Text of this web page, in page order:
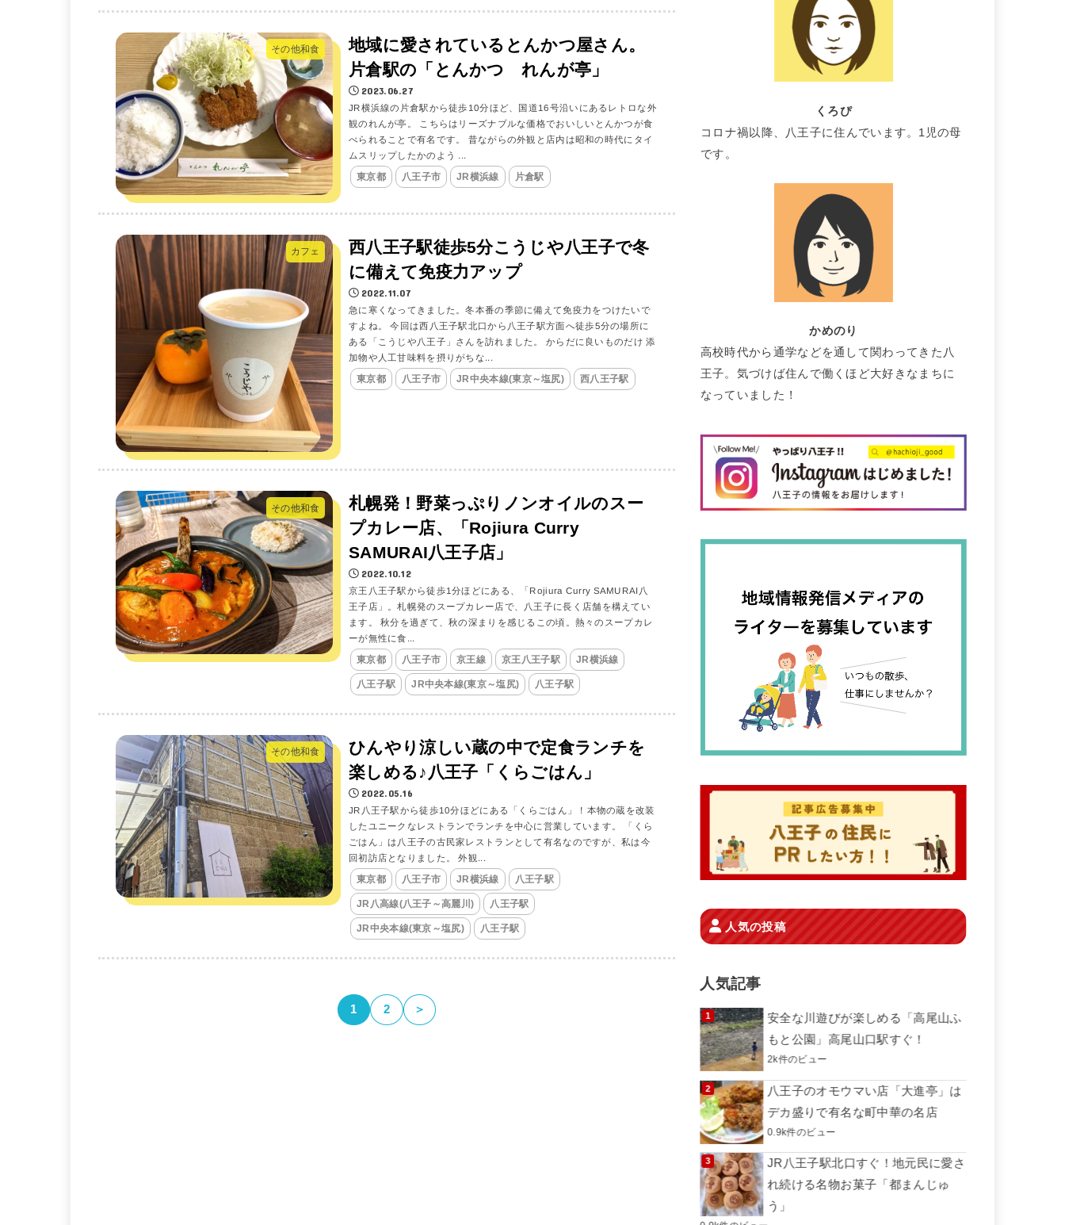
その他和食
地域に愛されているとんかつ屋さん。
片倉駅の「とんかつ れんが亭」
2023.06.27
JR横浜線の片倉駅から徒歩10分ほど、国道16号沿いにあるレトロな外
観のれんが亭。 こちらはリーズナブルな価格でおいしいとんかつが食
べられることで有名です。 昔ながらの外観と店内は昭和の時代にタイ
ムスリップしたかのよう ...
東京都 八王子市 JR横浜線 片倉駅
カフェ
西八王子駅徒歩5分こうじや八王子で冬
に備えて免疫力アップ
2022.11.07
急に寒くなってきました。冬本番の季節に備えて免疫力をつけたいで
すよね。 今回は西八王子駅北口から八王子駅方面へ徒歩5分の場所に
ある「こうじや八王子」さんを訪れました。 からだに良いものだけ 添
加物や人工甘味料を摂りがちな...
東京都 八王子市 JR中央本線(東京～塩尻) 西八王子駅
その他和食
札幌発！野菜っぷりノンオイルのスー
プカレー店、「Rojiura Curry
SAMURAI八王子店」
2022.10.12
京王八王子駅から徒歩1分ほどにある、「Rojiura Curry SAMURAI八
王子店」。札幌発のスープカレー店で、八王子に長く店舗を構えてい
ます。 秋分を過ぎて、秋の深まりを感じるこの頃。熱々のスープカレ
ーが無性に食...
東京都 八王子市 京王線 京王八王子駅 JR横浜線
八王子駅 JR中央本線(東京～塩尻) 八王子駅
その他和食
ひんやり涼しい蔵の中で定食ランチを
楽しめる♪八王子「くらごはん」
2022.05.16
JR八王子駅から徒歩10分ほどにある「くらごはん」！本物の蔵を改装
したユニークなレストランでランチを中心に営業しています。 「くら
ごはん」は八王子の古民家レストランとして有名なのですが、私は今
回初訪店となりました。 外観...
東京都 八王子市 JR横浜線 八王子駅
JR八高線(八王子～高麗川) 八王子駅
JR中央本線(東京～塩尻) 八王子駅
1 2 ＞
くろぴ
コロナ禍以降、八王子に住んでいます。1児の母
です。
かめのり
高校時代から通学などを通して関わってきた八
王子。気づけば住んで働くほど大好きなまちに
なっていました！
人気の投稿
人気記事
安全な川遊びが楽しめる「高尾山ふ
もと公園」高尾山口駅すぐ！
2k件のビュー
八王子のオモウマい店「大進亭」は
デカ盛りで有名な町中華の名店
0.9k件のビュー
JR八王子駅北口すぐ！地元民に愛さ
れ続ける名物お菓子「都まんじゅ
う」